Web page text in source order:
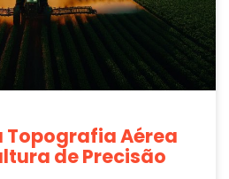
Topografia Aérea
de Precisão